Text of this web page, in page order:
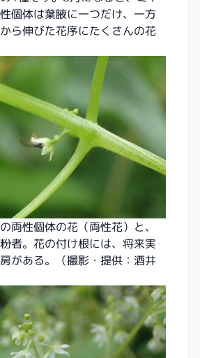
個体は葉腋に一つだけ、一方
ら伸びた花序にたくさんの花
両性個体の花（両性花）と、
者。花の付け根には、将来実
がある。（撮影・提供：酒井